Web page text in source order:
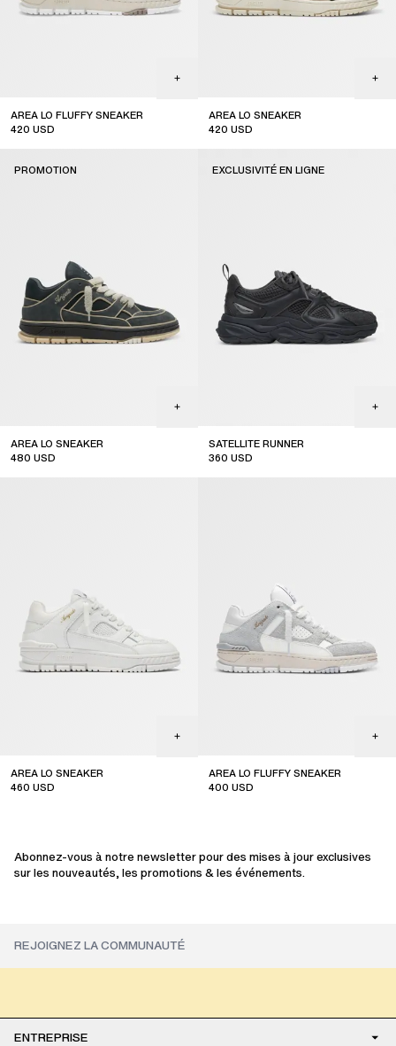
AREA LO FLUFFY SNEAKER
420 USD
AREA LO SNEAKER
420 USD
AREA LO SNEAKER
480 USD
PROMOTION
SATELLITE RUNNER
360 USD
EXCLUSIVITÉ EN LIGNE
AREA LO SNEAKER
460 USD
AREA LO FLUFFY SNEAKER
400 USD
Abonnez-vous à notre newsletter pour des mises à jour exclusives
sur les nouveautés, les promotions & les événements.
ENTREPRISE